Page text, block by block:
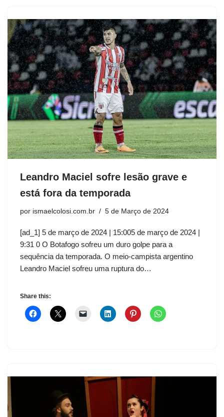
Leandro Maciel sofre lesão grave e
está fora da temporada
por ismaelcolosi.com.br 5 de Março de 2024
[ad_1] 5 de março de 2024 | 15:005 de março de 2024 |
9:31 0 O Botafogo sofreu um duro golpe para a
sequência da temporada. O meio-campista argentino
Leandro Maciel sofreu uma ruptura do…
Share this: